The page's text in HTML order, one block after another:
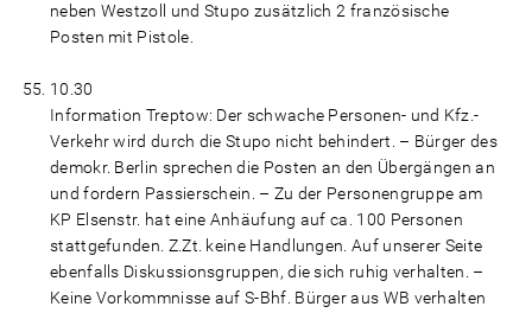
neben Westzoll und Stupo zusätzlich 2 französische
Posten mit Pistole.
10.30
Information Treptow: Der schwache Personen- und Kfz.-
Verkehr wird durch die Stupo nicht behindert. – Bürger des
demokr. Berlin sprechen die Posten an den Übergängen an
und fordern Passierschein. – Zu der Personengruppe am
KP Elsenstr. hat eine Anhäufung auf ca. 100 Personen
stattgefunden. Z.Zt. keine Handlungen. Auf unserer Seite
ebenfalls Diskussionsgruppen, die sich ruhig verhalten. –
Keine Vorkommnisse auf S-Bhf. Bürger aus WB verhalten